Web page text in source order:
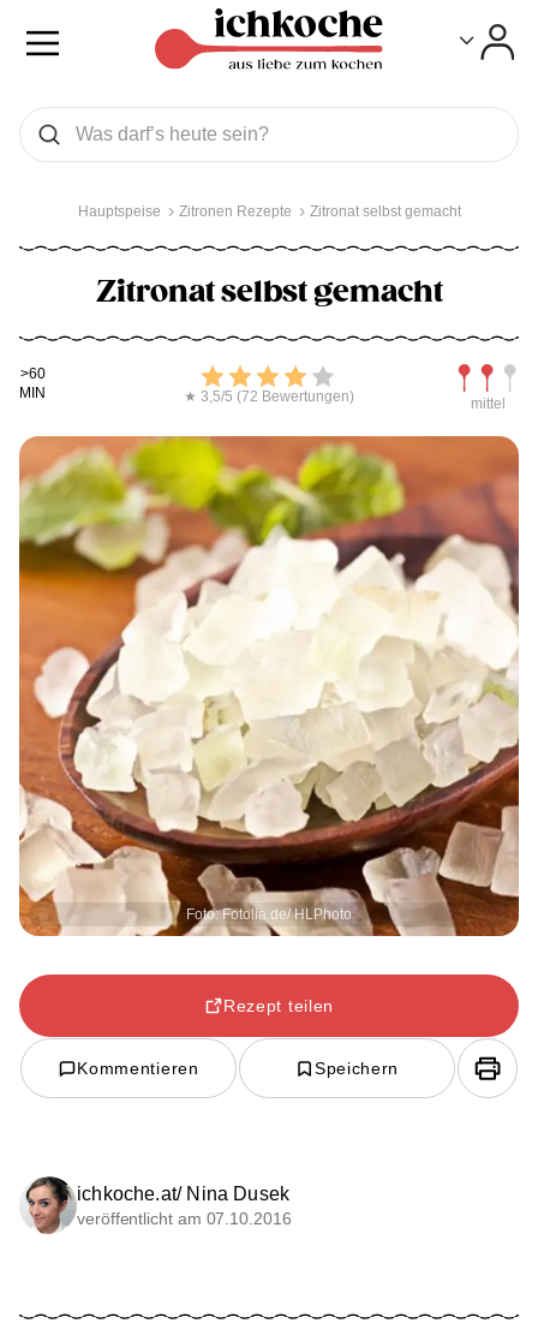
Was wollen Sie suchen
Suchen
Hauptspeise Zitronen Rezepte Zitronat selbst gemacht
Zitronat selbst gemacht
Kochdauer
>60
MIN
Bewerten
★ 3,5/5 (72 Bewertungen) mittel
Foto: Fotolia.de/ HLPhoto
Rezept teilen
Kommentieren Speichern
ichkoche.at/ Nina Dusek
veröffentlicht am 07.10.2016